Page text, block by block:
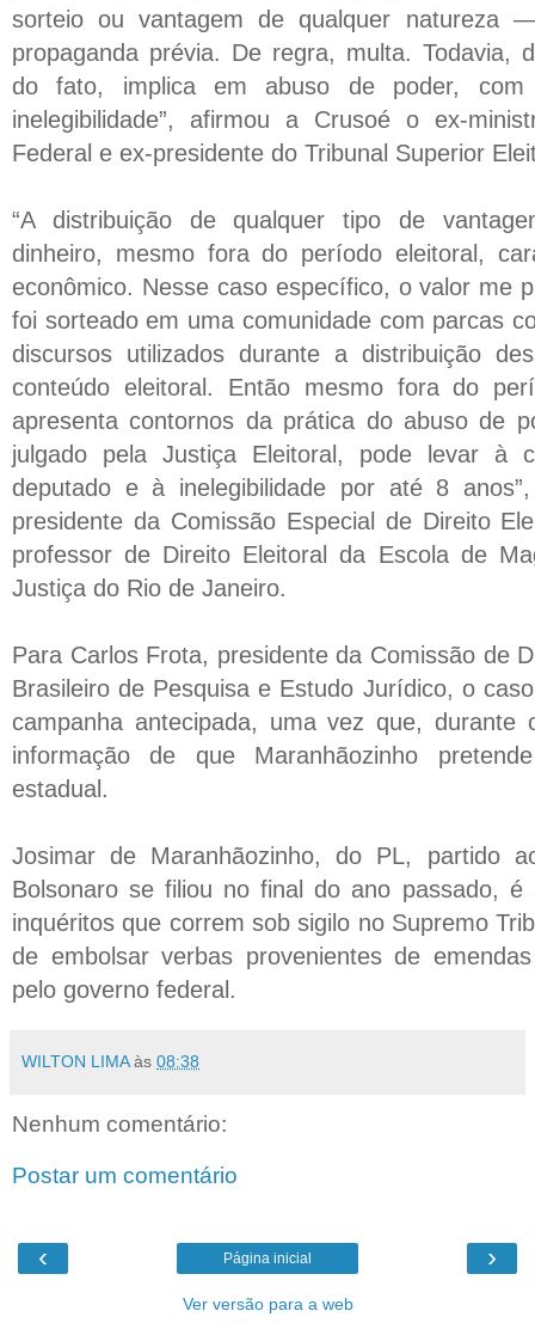
sorteio ou vantagem de qualquer natureza
propaganda prévia. De regra, multa. Todavia,
do fato, implica em abuso de poder,
inelegibilidade”, afirmou a Crusoé o ex-
Federal e ex-presidente do Tribunal Superior
“A distribuição de qualquer tipo de
dinheiro, mesmo fora do período eleitoral,
econômico. Nesse caso específico, o valor me
foi sorteado em uma comunidade com parcas
discursos utilizados durante a distribuição
conteúdo eleitoral. Então mesmo fora do
apresenta contornos da prática do abuso de
julgado pela Justiça Eleitoral, pode levar à
deputado e à inelegibilidade por até 8
presidente da Comissão Especial de Direito
professor de Direito Eleitoral da Escola de
Justiça do Rio de Janeiro.
Para Carlos Frota, presidente da Comissão de
Brasileiro de Pesquisa e Estudo Jurídico, o
campanha antecipada, uma vez que, durante
informação de que Maranhãozinho
estadual.
Josimar de Maranhãozinho, do PL, partido
Bolsonaro se filiou no final do ano passado,
inquéritos que correm sob sigilo no Supremo
de embolsar verbas provenientes de
pelo governo federal.
WILTON LIMA às 08:38
Nenhum comentário:
Postar um comentário
‹ ›
Página inicial
Ver versão para a web